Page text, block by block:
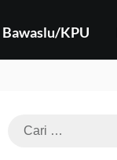
Bawaslu/KPU
Cari